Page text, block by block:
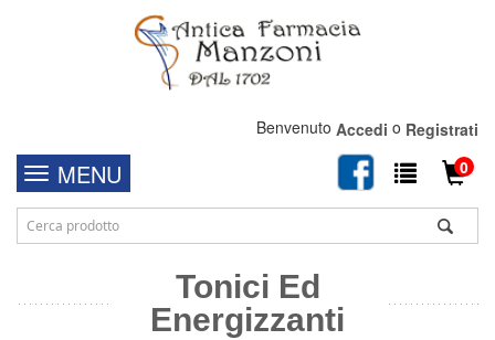
Benvenuto Accedi o Registrati
MENU 0
Tonici Ed
Energizzanti